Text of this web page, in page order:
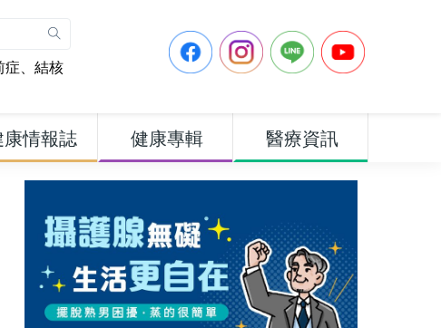
症、 結核
康情報誌 健康專輯 醫療資訊